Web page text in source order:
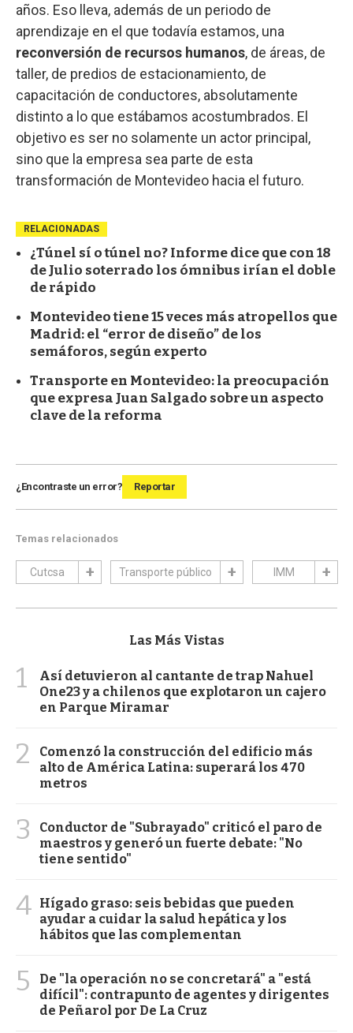
años. Eso lleva, además de un periodo de
aprendizaje en el que todavía estamos, una
reconversión de recursos humanos, de áreas, de
taller, de predios de estacionamiento, de
capacitación de conductores, absolutamente
distinto a lo que estábamos acostumbrados. El
objetivo es ser no solamente un actor principal,
sino que la empresa sea parte de esta
transformación de Montevideo hacia el futuro.
RELACIONADAS
¿Túnel sí o túnel no? Informe dice que con 18
de Julio soterrado los ómnibus irían el doble
de rápido
Montevideo tiene 15 veces más atropellos que
Madrid: el “error de diseño” de los
semáforos, según experto
Transporte en Montevideo: la preocupación
que expresa Juan Salgado sobre un aspecto
clave de la reforma
¿Encontraste un error? Reportar
Temas relacionados
Cutcsa Transporte público IMM
Las Más Vistas
1
Así detuvieron al cantante de trap Nahuel
One23 y a chilenos que explotaron un cajero
en Parque Miramar
2
Comenzó la construcción del edificio más
alto de América Latina: superará los 470
metros
3
Conductor de "Subrayado" criticó el paro de
maestros y generó un fuerte debate: "No
tiene sentido"
4 Hígado graso: seis bebidas que pueden
ayudar a cuidar la salud hepática y los
hábitos que las complementan
5
De "la operación no se concretará" a "está
difícil": contrapunto de agentes y dirigentes
de Peñarol por De La Cruz